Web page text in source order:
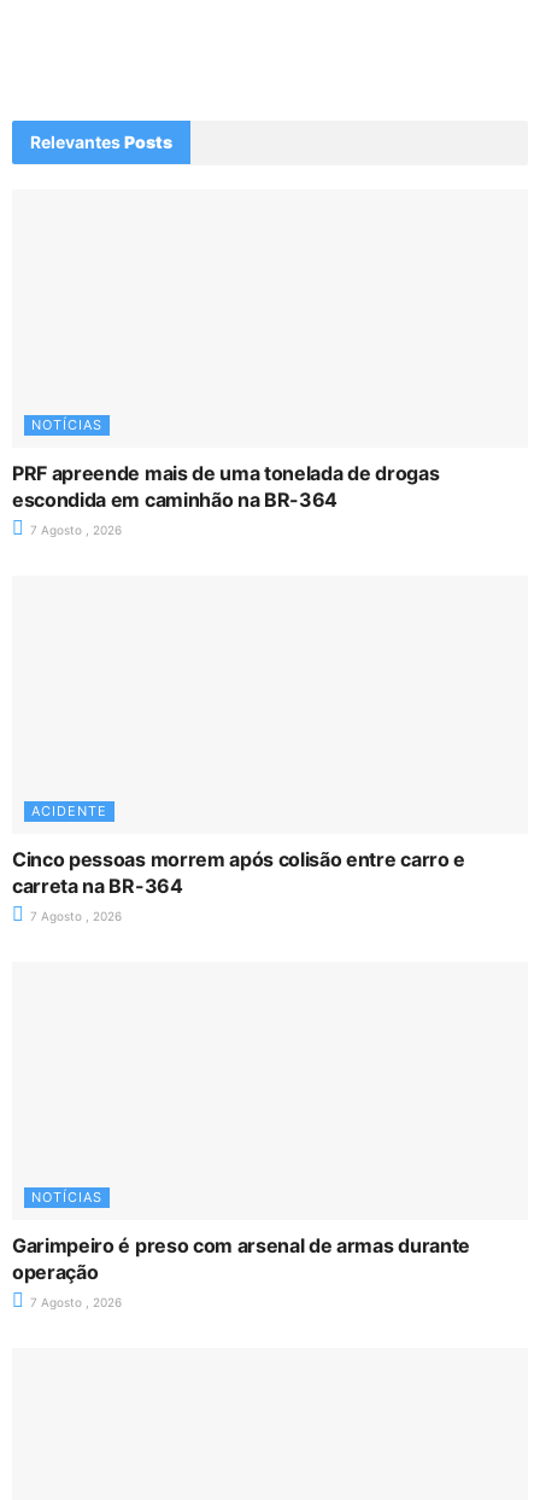
RelevantesPosts
NOTÍCIAS
PRF apreende mais de uma tonelada de drogas
escondida em caminhão na BR-364
7 Agosto , 2026
ACIDENTE
Cinco pessoas morrem após colisão entre carro e
carreta na BR-364
7 Agosto , 2026
NOTÍCIAS
Garimpeiro é preso com arsenal de armas durante
operação
7 Agosto , 2026